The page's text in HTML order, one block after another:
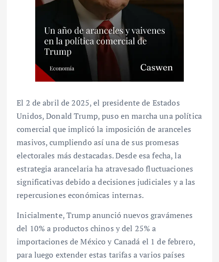
El 2 de abril de 2025, el presidente de Estados
Unidos, Donald Trump, puso en marcha una política
comercial que implicó la imposición de aranceles
masivos, cumpliendo así una de sus promesas
electorales más destacadas. Desde esa fecha, la
estrategia arancelaria ha atravesado fluctuaciones
significativas debido a decisiones judiciales y a las
repercusiones económicas internas.
Inicialmente, Trump anunció nuevos gravámenes
del 10% a productos chinos y del 25% a
importaciones de México y Canadá el 1 de febrero,
para luego extender estas tarifas a varios países